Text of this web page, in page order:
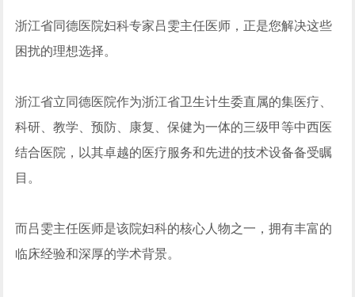
浙江省同德医院妇科专家吕雯主任医师，正是您解决这些
困扰的理想选择。
浙江省立同德医院作为浙江省卫生计生委直属的集医疗、
科研、教学、预防、康复、保健为一体的三级甲等中西医
结合医院，以其卓越的医疗服务和先进的技术设备备受瞩
目。
而吕雯主任医师是该院妇科的核心人物之一，拥有丰富的
临床经验和深厚的学术背景。